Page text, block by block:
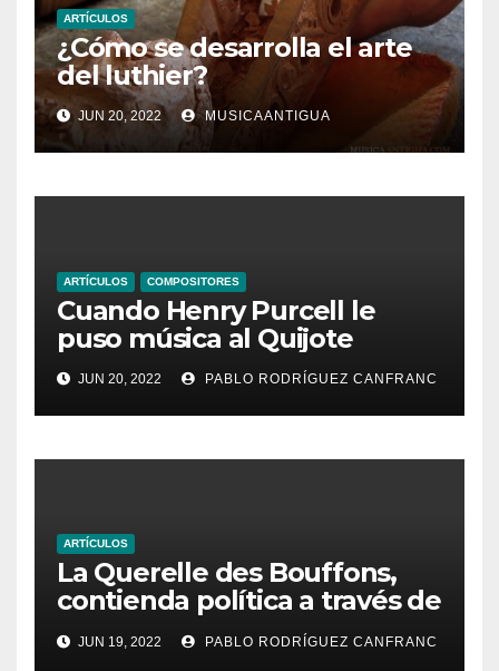
ARTÍCULOS
¿Cómo se desarrolla el arte
del luthier?
JUN 20, 2022 MUSICAANTIGUA
ARTÍCULOS COMPOSITORES
Cuando Henry Purcell le
puso música al Quijote
JUN 20, 2022 PABLO RODRÍGUEZ CANFRANC
ARTÍCULOS
La Querelle des Bouffons,
contienda política a través de
la ópera
JUN 19, 2022 PABLO RODRÍGUEZ CANFRANC